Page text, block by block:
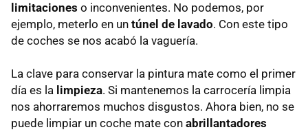
limitaciones o inconvenientes. No podemos, por
ejemplo, meterlo en un túnel de lavado. Con este tipo
de coches se nos acabó la vaguería.
La clave para conservar la pintura mate como el primer
día es la limpieza. Si mantenemos la carrocería limpia
nos ahorraremos muchos disgustos. Ahora bien, no se
puede limpiar un coche mate con abrillantadores